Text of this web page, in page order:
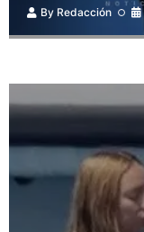
By Redacción